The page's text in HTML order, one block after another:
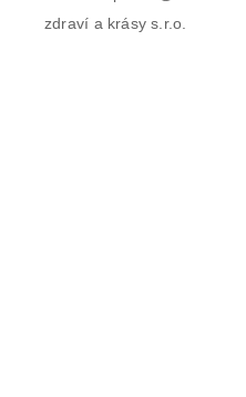
zdraví a krásy s.r.o.